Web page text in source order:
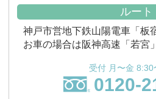
ルート
神戸市営地下鉄山陽電車「板
お車の場合は阪神高速「若宮
受付 月〜金
0120-